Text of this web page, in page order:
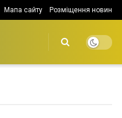
Мапа сайту Розміщення новин